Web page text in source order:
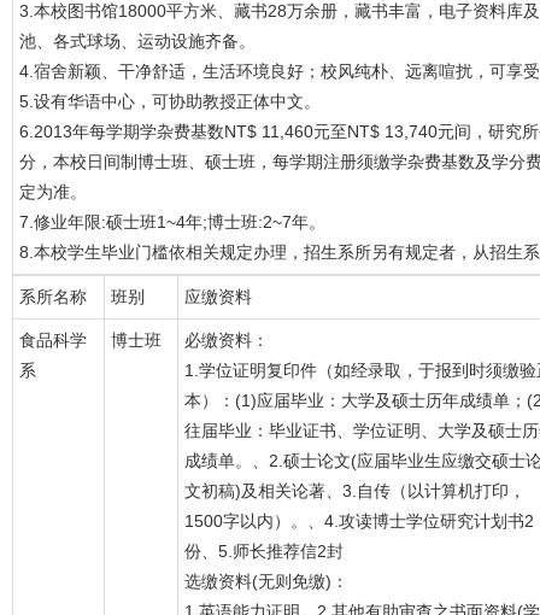
3.本校图书馆18000平方米、藏书28万余册，藏书丰富，电子资料库
池、各式球场、运动设施齐备。
4.宿舍新颖、干净舒适，生活环境良好；校风纯朴、远离喧扰，可享
5.设有华语中心，可协助教授正体中文。
6.2013年每学期学杂费基数NT$ 11,460元至NT$ 13,740元间，研究
分，本校日间制博士班、硕士班，每学期注册须缴学杂费基数及学分
定为准。
7.修业年限:硕士班1~4年;博士班:2~7年。
8.本校学生毕业门槛依相关规定办理，招生系所另有规定者，从招生
系所名称 班别 应缴资料
食品科学
系
博士班
必缴资料：
1.学位证明复印件（如经录取，于报到时须缴验
本）：(1)应届毕业：大学及硕士历年成绩单；
往届毕业：毕业证书、学位证明、大学及硕士
成绩单。、2.硕士论文(应届毕业生应缴交硕士
文初稿)及相关论著、3.自传（以计算机打印，
1500字以内）。、4.攻读博士学位研究计划书2
份、5.师长推荐信2封
选缴资料(无则免缴)：